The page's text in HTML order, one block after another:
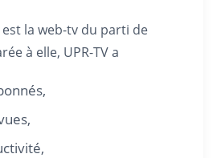
est la web-tv du parti de
à elle, UPR-TV a